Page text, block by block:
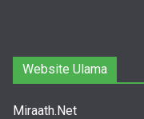
Website Ulama
Miraath.Net